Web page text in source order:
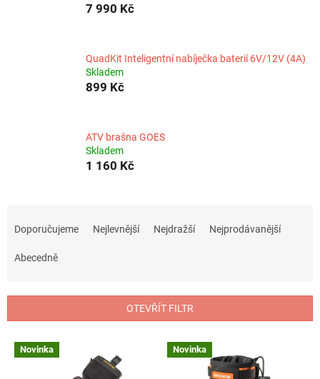
7 990 Kč
QuadKit Inteligentní nabíječka baterií 6V/12V (4A)
Skladem
899 Kč
ATV brašna GOES
Skladem
1 160 Kč
r
Doporučujeme Nejlevnější Nejdražší Nejprodávanější
Abecedně
OTEVŘÍT FILTR
V Novinka Novinka